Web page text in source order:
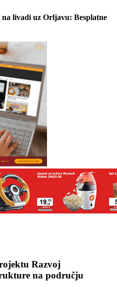
livadi uz Orljavu: Besplatne
Razvoj
na području